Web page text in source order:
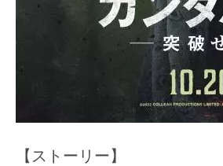
【ストーリー】